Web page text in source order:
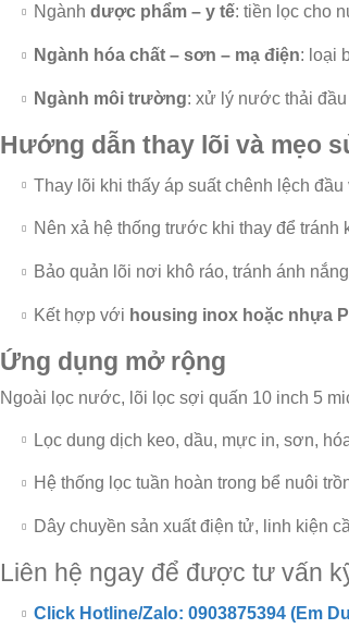
Ngành dược phẩm – y tế: tiền lọc cho
Ngành hóa chất – sơn – mạ điện: loại
Ngành môi trường: xử lý nước thải
Hướng dẫn thay lõi và mẹo
Thay lõi khi thấy áp suất chênh lệch
Nên xả hệ thống trước khi thay để
Bảo quản lõi nơi khô ráo, tránh ánh
Kết hợp với housing inox hoặc nhựa
Ứng dụng mở rộng
Ngoài lọc nước, lõi lọc sợi quấn 10 inch 5
Lọc dung dịch keo, dầu, mực in, sơn,
Hệ thống lọc tuần hoàn trong bể nuôi
Dây chuyền sản xuất điện tử, linh kiện
Liên hệ ngay để được tư vấn
Click Hotline/Zalo: 0903875394 (Em